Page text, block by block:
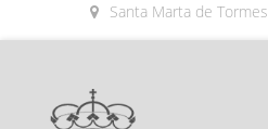
Santa Marta de Tormes